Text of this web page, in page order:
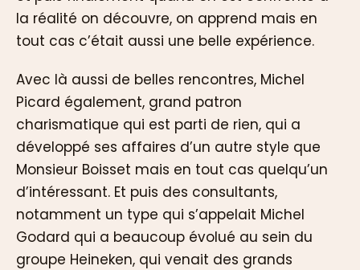
la réalité on découvre, on apprend mais en
tout cas c’était aussi une belle expérience.
Avec là aussi de belles rencontres, Michel
Picard également, grand patron
charismatique qui est parti de rien, qui a
développé ses affaires d’un autre style que
Monsieur Boisset mais en tout cas quelqu’un
d’intéressant. Et puis des consultants,
notamment un type qui s’appelait Michel
Godard qui a beaucoup évolué au sein du
groupe Heineken, qui venait des grands